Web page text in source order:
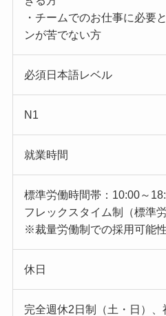
・チームでのお仕事に必要
ンが苦でない方
必須日本語レベル
N1
就業時間
標準労働時間帯：10:00～
フレックスタイム制（標準
※裁量労働制での採用可能
休日
完全週休2日制（土・日）、